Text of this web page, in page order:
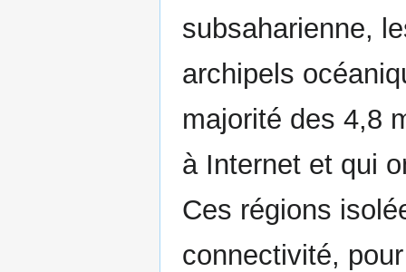
subsaharienne,
archipels
majorité des 4,8
à Internet et qui
Ces régions
connectivité,